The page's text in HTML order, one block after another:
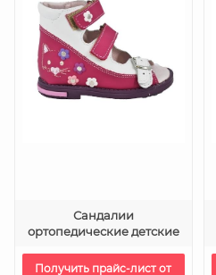
Сандалии
ортопедические детские
Получить прайс-лист от